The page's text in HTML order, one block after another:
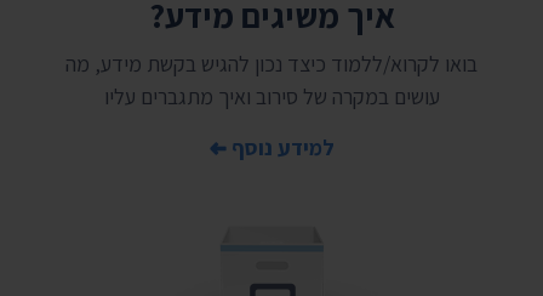
איך משיגים מידע?
בואו לקרוא/ללמוד כיצד נכון להגיש בקשת מידע, מה
עושים במקרה של סירוב ואיך מתגברים עליו
למידע נוסף